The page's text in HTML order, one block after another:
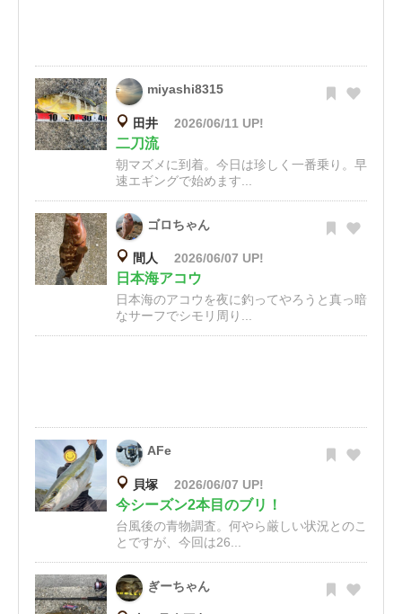
miyashi8315
田井 2026/06/11 UP!
二刀流
朝マズメに到着。今日は珍しく一番乗り。早
速エギングで始めます...
ゴロちゃん
間人 2026/06/07 UP!
日本海アコウ
日本海のアコウを夜に釣ってやろうと真っ暗
なサーフでシモリ周り...
AFe
貝塚 2026/06/07 UP!
今シーズン2本目のブリ！
台風後の青物調査。何やら厳しい状況とのこ
とですが、今回は26...
ぎーちゃん